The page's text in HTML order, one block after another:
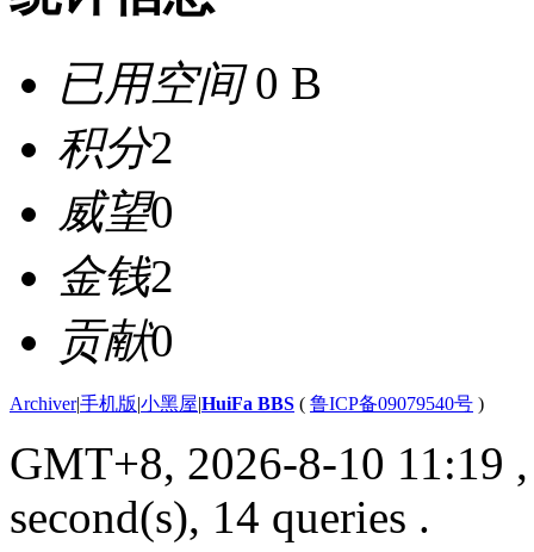
已用空间0 B
积分2
威望0
金钱2
贡献0
Archiver|手机版|小黑屋|HuiFa BBS ( 鲁ICP备09079540号 )
GMT+8, 2026-8-10 11:19
second(s), 14 queries .